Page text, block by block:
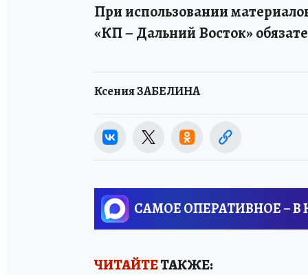
При использовании
«КП – Дальний Восток»
Ксения ЗАБЕЛИНА
САМОЕ ОПЕРАТИВНОЕ – В
ЧИТАЙТЕТАКЖЕ: